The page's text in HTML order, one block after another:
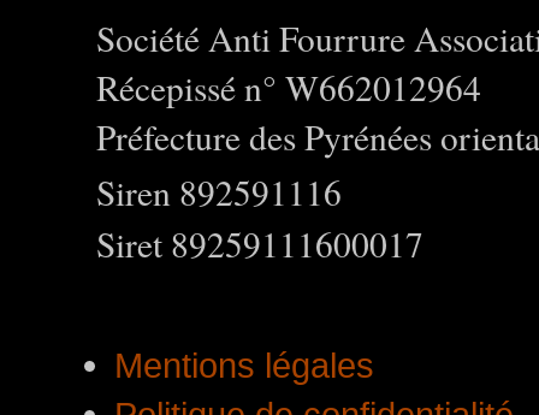
Société Anti Fourrure
Récepissé n° W662012964
Préfecture des Pyrénées
Siren 892591116
Siret 89259111600017
Mentions légales